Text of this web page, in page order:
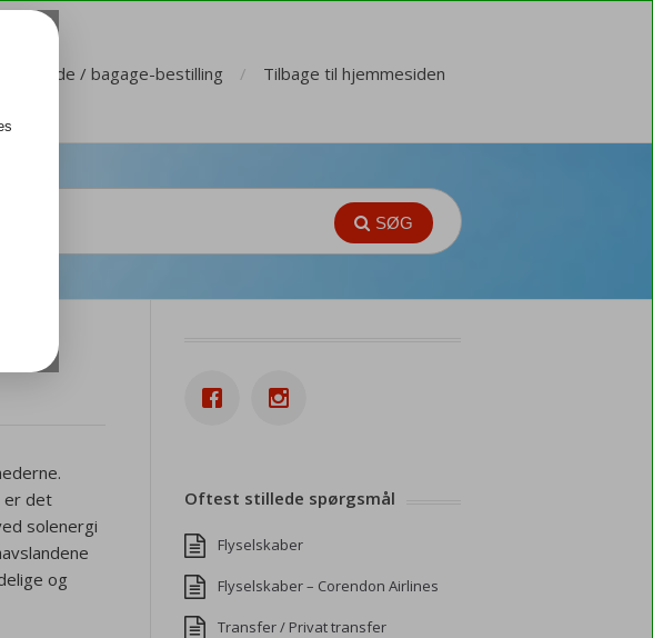
Sæde / bagage-bestilling Tilbage til hjemmesiden
SØG
er det
solenergi
og
Oftest stillede spørgsmål
Flyselskaber
Flyselskaber – Corendon Airlines
Transfer / Privat transfer